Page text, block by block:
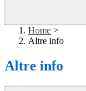
Home >
Altre info
Altre info